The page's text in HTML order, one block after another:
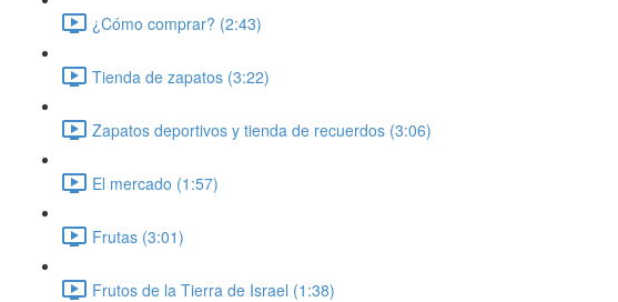
¿Cómo comprar? (2:43)
Tienda de zapatos (3:22)
Zapatos deportivos y tienda de recuerdos (3:06)
El mercado (1:57)
Frutas (3:01)
Frutos de la Tierra de Israel (1:38)